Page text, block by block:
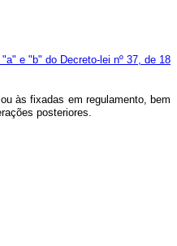
e "b" do Decreto-lei nº 37, de 18
às fixadas em regulamento, bem
posteriores.